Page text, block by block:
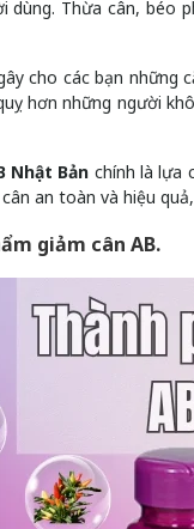
dùng. Thừa cân,
cho các bạn những
hơn những người
Nhật Bản chính là lựa
an toàn và hiệu
giảm cân AB.